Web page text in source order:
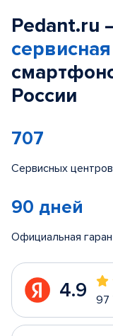
Pedant.ru
России
707
Сервисных центров
90 дней
Официальная
4.9 97